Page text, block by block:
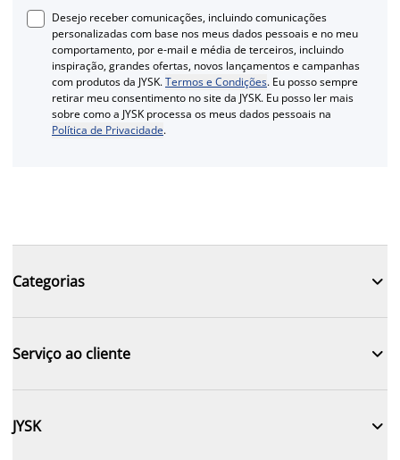
Desejo receber comunicações, incluindo comunicações
personalizadas com base nos meus dados pessoais e no meu
comportamento, por e-mail e média de terceiros, incluindo
inspiração, grandes ofertas, novos lançamentos e campanhas
com produtos da JYSK.Termos e Condições. Eu posso sempre
retirar meu consentimento no site da JYSK. Eu posso ler mais
sobre como a JYSK processa os meus dados pessoais na
Política de Privacidade.
Categorias 
Serviço ao cliente 
JYSK 